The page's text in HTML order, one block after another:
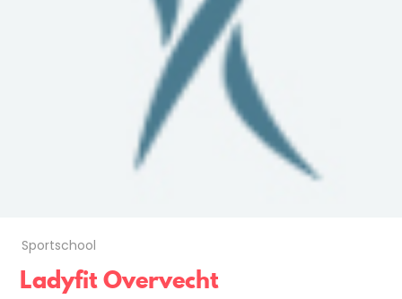
Sportschool
Ladyfit Overvecht